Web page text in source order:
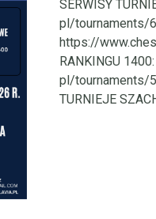
SERWISY
pl/tournaments/
https://
RANKINGU
pl/tournaments/
TURNIEJE